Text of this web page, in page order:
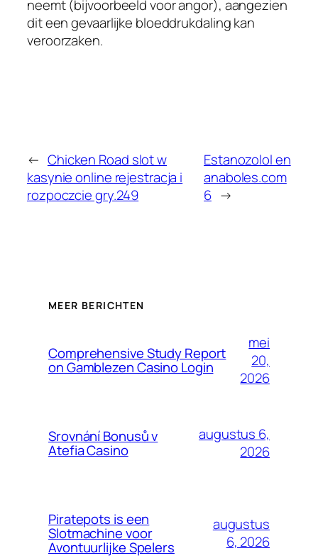
neemt (bijvoorbeeld voor angor), aangezien
dit een gevaarlijke bloeddrukdaling kan
veroorzaken.
← Chicken Road slot w
kasynie online rejestracja i
rozpoczcie gry.249
Estanozolol en
anaboles.com
6 →
MEER BERICHTEN
Comprehensive Study Report
on Gamblezen Casino Login
mei
20,
2026
Srovnání Bonusů v
Atefia Casino
augustus 6,
2026
Piratepots is een
Slotmachine voor
Avontuurlijke Spelers
augustus
6, 2026